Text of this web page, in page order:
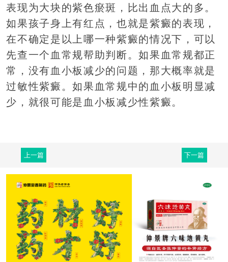
表现为大块的紫色瘀斑，比出血点大的多。
如果孩子身上有红点，也就是紫癜的表现，
在不确定是以上哪一种紫癜的情况下，可以
先查一个血常规帮助判断。如果血常规都正
常，没有血小板减少的问题，那大概率就是
过敏性紫癜。如果血常规中的血小板明显减
少，就很可能是血小板减少性紫癜。
上一篇 下一篇